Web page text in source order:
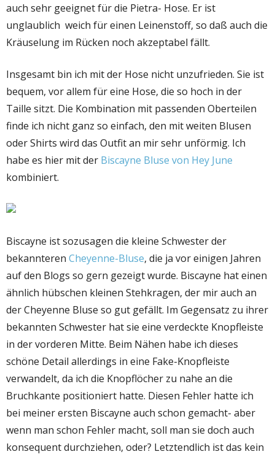
auch sehr geeignet für die Pietra- Hose. Er ist
unglaublich weich für einen Leinenstoff, so daß auch die
Kräuselung im Rücken noch akzeptabel fällt.
Insgesamt bin ich mit der Hose nicht unzufrieden. Sie ist
bequem, vor allem für eine Hose, die so hoch in der
Taille sitzt. Die Kombination mit passenden Oberteilen
finde ich nicht ganz so einfach, den mit weiten Blusen
oder Shirts wird das Outfit an mir sehr unförmig. Ich
habe es hier mit der Biscayne Bluse von Hey June
kombiniert.
Biscayne ist sozusagen die kleine Schwester der
bekannteren Cheyenne-Bluse, die ja vor einigen Jahren
auf den Blogs so gern gezeigt wurde. Biscayne hat einen
ähnlich hübschen kleinen Stehkragen, der mir auch an
der Cheyenne Bluse so gut gefällt. Im Gegensatz zu ihrer
bekannten Schwester hat sie eine verdeckte Knopfleiste
in der vorderen Mitte. Beim Nähen habe ich dieses
schöne Detail allerdings in eine Fake-Knopfleiste
verwandelt, da ich die Knopflöcher zu nahe an die
Bruchkante positioniert hatte. Diesen Fehler hatte ich
bei meiner ersten Biscayne auch schon gemacht- aber
wenn man schon Fehler macht, soll man sie doch auch
konsequent durchziehen, oder? Letztendlich ist das kein